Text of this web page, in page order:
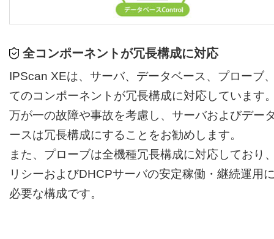
全コンポーネントが冗長構成に対応
IPScan XEは、サーバ、データベース、プローブ
てのコンポーネントが冗長構成に対応しています
万が一の故障や事故を考慮し、サーバおよびデー
ースは冗長構成にすることをお勧めします。
また、プローブは全機種冗長構成に対応しており
リシーおよびDHCPサーバの安定稼働・継続運用
必要な構成です。